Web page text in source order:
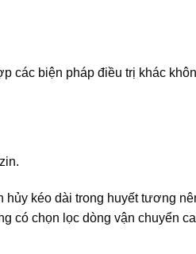
các biện pháp điều trị khác
kéo dài trong huyết tương
có chọn lọc dòng vận chuyển